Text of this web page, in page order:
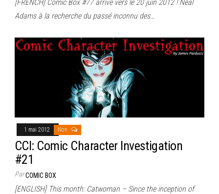
[FRENCH] Comic Box #77 arrive vers le 20 juin 2012 ! Neal
Adams à la recherche du passé inconnu des…
1 mai 2012 Non
CCI: Comic Character Investigation
#21
ParCOMIC BOX
[ENGLISH] This month: Catwoman – Since the inception of